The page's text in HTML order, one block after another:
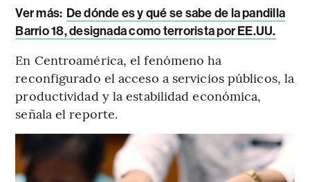
Ver más: De dónde es y qué se sabe de la pandilla
Barrio 18, designada como terrorista por EE.UU.
En Centroamérica, el fenómeno ha
reconfigurado el acceso a servicios públicos, la
productividad y la estabilidad económica,
señala el reporte.